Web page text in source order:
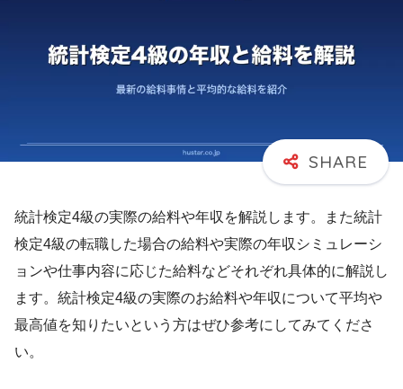
統計検定4級の実際の給料や年収を解説します。また統計
検定4級の転職した場合の給料や実際の年収シミュレーシ
ョンや仕事内容に応じた給料などそれぞれ具体的に解説し
ます。統計検定4級の実際のお給料や年収について平均や
最高値を知りたいという方はぜひ参考にしてみてくださ
い。